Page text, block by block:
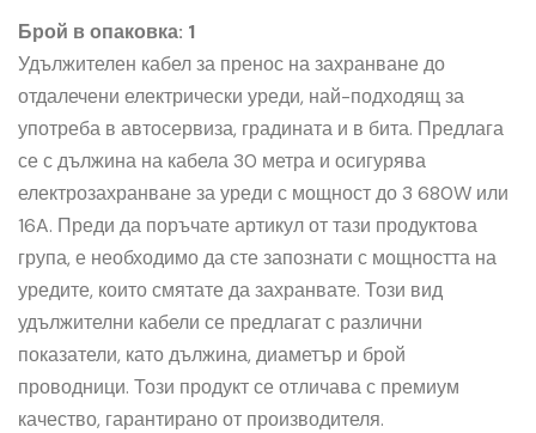
Брой в опаковка: 1
Удължителен кабел за пренос на захранване до
отдалечени електрически уреди, най-подходящ за
употреба в автосервиза, градината и в бита. Предлага
се с дължина на кабела 30 метра и осигурява
електрозахранване за уреди с мощност до 3 680W или
16A. Преди да поръчате артикул от тази продуктова
група, е необходимо да сте запознати с мощността на
уредите, които смятате да захранвате. Този вид
удължителни кабели се предлагат с различни
показатели, като дължина, диаметър и брой
проводници. Този продукт се отличава с премиум
качество, гарантирано от производителя.